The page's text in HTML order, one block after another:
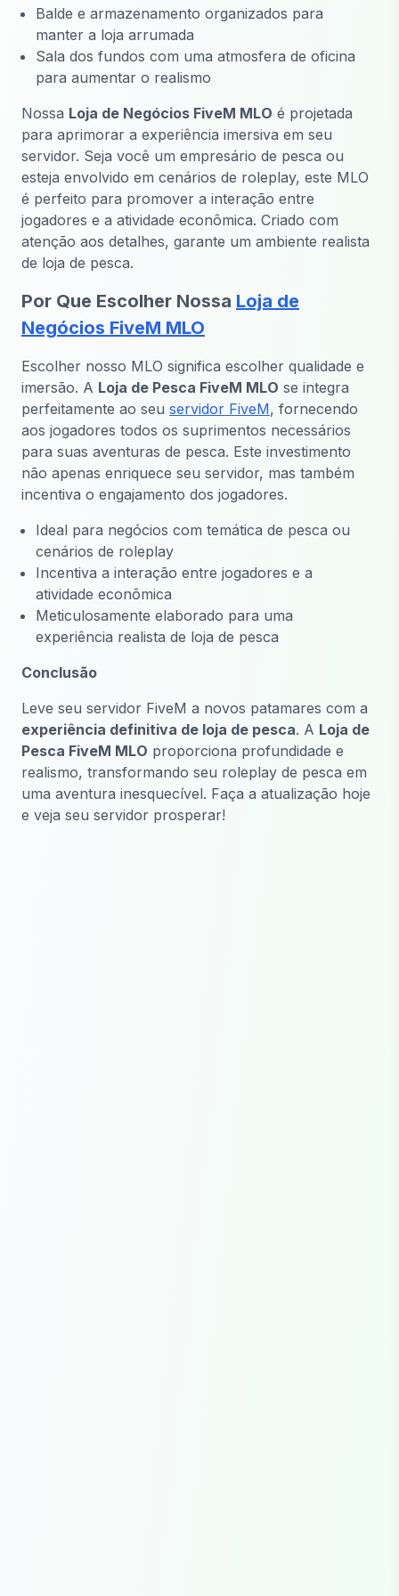
Balde e armazenamento organizados para
manter a loja arrumada
Sala dos fundos com uma atmosfera de oficina
para aumentar o realismo
Nossa Loja de Negócios FiveM MLO é projetada
para aprimorar a experiência imersiva em seu
servidor. Seja você um empresário de pesca ou
esteja envolvido em cenários de roleplay, este MLO
é perfeito para promover a interação entre
jogadores e a atividade econômica. Criado com
atenção aos detalhes, garante um ambiente realista
de loja de pesca.
Por Que Escolher Nossa Loja de
Negócios FiveM MLO
Escolher nosso MLO significa escolher qualidade e
imersão. A Loja de Pesca FiveM MLO se integra
perfeitamente ao seu servidor FiveM, fornecendo
aos jogadores todos os suprimentos necessários
para suas aventuras de pesca. Este investimento
não apenas enriquece seu servidor, mas também
incentiva o engajamento dos jogadores.
Ideal para negócios com temática de pesca ou
cenários de roleplay
Incentiva a interação entre jogadores e a
atividade econômica
Meticulosamente elaborado para uma
experiência realista de loja de pesca
Conclusão
Leve seu servidor FiveM a novos patamares com a
experiência definitiva de loja de pesca. A Loja de
Pesca FiveM MLO proporciona profundidade e
realismo, transformando seu roleplay de pesca em
uma aventura inesquecível. Faça a atualização hoje
e veja seu servidor prosperar!